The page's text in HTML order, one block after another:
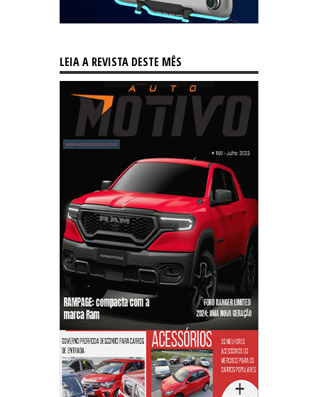
LEIA A REVISTA DESTE MÊS